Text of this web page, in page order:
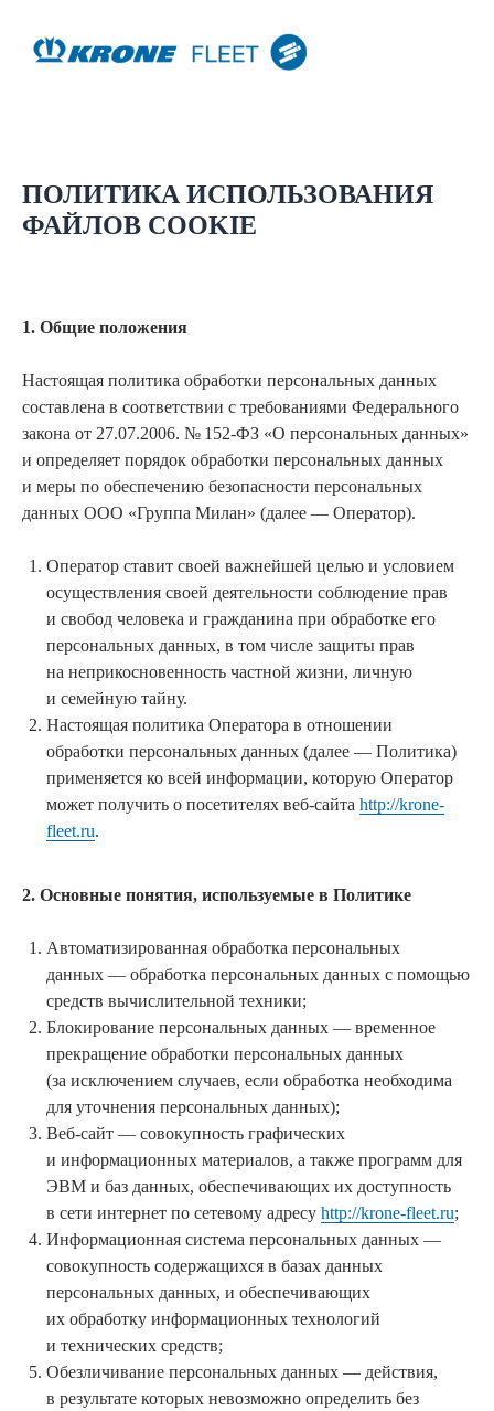
ПОЛИТИКА ИСПОЛЬЗОВАНИЯ
ФАЙЛОВ COOKIE
1. Общие положения
Настоящая политика обработки персональных данных
составлена в соответствии с требованиями Федерального
закона от 27.07.2006. № 152-ФЗ «О персональных данных»
и определяет порядок обработки персональных данных
и меры по обеспечению безопасности персональных
данных ООО «Группа Милан» (далее — Оператор).
Оператор ставит своей важнейшей целью и условием
осуществления своей деятельности соблюдение прав
и свобод человека и гражданина при обработке его
персональных данных, в том числе защиты прав
на неприкосновенность частной жизни, личную
и семейную тайну.
Настоящая политика Оператора в отношении
обработки персональных данных (далее — Политика)
применяется ко всей информации, которую Оператор
может получить о посетителях веб-сайта http://krone-
fleet.ru.
2. Основные понятия, используемые в Политике
Автоматизированная обработка персональных
данных — обработка персональных данных с помощью
средств вычислительной техники;
Блокирование персональных данных — временное
прекращение обработки персональных данных
(за исключением случаев, если обработка необходима
для уточнения персональных данных);
Веб-сайт — совокупность графических
и информационных материалов, а также программ для
ЭВМ и баз данных, обеспечивающих их доступность
в сети интернет по сетевому адресу http://krone-fleet.ru;
Информационная система персональных данных —
совокупность содержащихся в базах данных
персональных данных, и обеспечивающих
их обработку информационных технологий
и технических средств;
Обезличивание персональных данных — действия,
в результате которых невозможно определить без